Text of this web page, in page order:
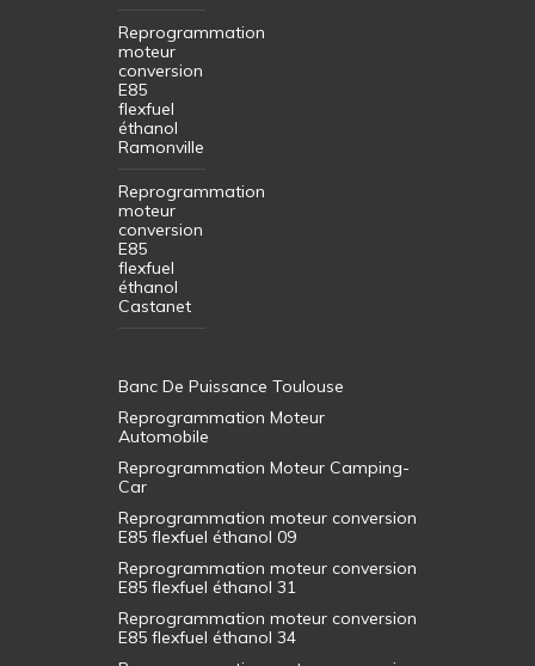
Reprogrammation
moteur
conversion
E85
flexfuel
éthanol
Ramonville
Reprogrammation
moteur
conversion
E85
flexfuel
éthanol
Castanet
Banc De Puissance Toulouse
Reprogrammation Moteur
Automobile
Reprogrammation Moteur Camping-
Car
Reprogrammation moteur conversion
E85 flexfuel éthanol 09
Reprogrammation moteur conversion
E85 flexfuel éthanol 31
Reprogrammation moteur conversion
E85 flexfuel éthanol 34